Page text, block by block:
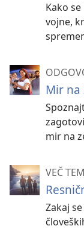
Kako
vojne,
Mir na
mir na
VEČ TEM
Zakaj